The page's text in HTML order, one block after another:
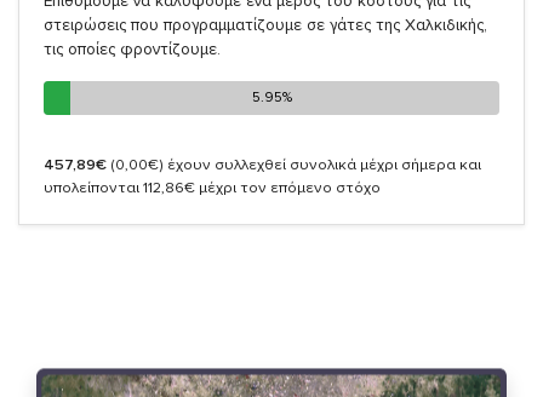
στειρώσεις που προγραμματίζουμε σε γάτες της Χαλκιδικής,
τις οποίες φροντίζουμε.
5.95%
5.95%
457,89€ (0,00€) έχουν συλλεχθεί συνολικά μέχρι σήμερα και
υπολείπονται 112,86€ μέχρι τον επόμενο στόχο